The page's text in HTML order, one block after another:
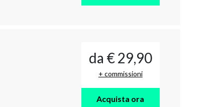
da € 29,90
+ commissioni
Acquista ora